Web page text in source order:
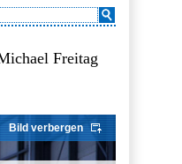
Freitag
Bild verbergen